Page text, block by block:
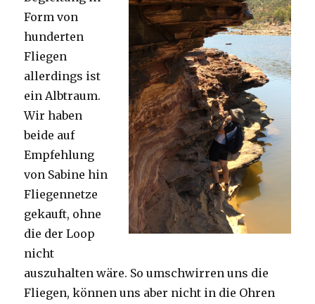
Form von
hunderten
Fliegen
allerdings ist
ein Albtraum.
Wir haben
beide auf
Empfehlung
von Sabine hin
Fliegennetze
gekauft, ohne
die der Loop
nicht
auszuhalten wäre. So umschwirren uns die
Fliegen, können uns aber nicht in die Ohren